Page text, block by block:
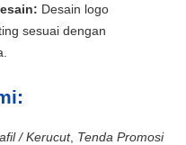
Desain logo
sesuai dengan
/ Kerucut, Tenda Promosi